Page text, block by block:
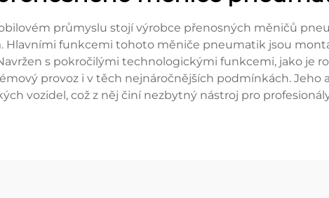
průmyslu stojí výrobce přenosných měničů
Hlavními funkcemi tohoto měniče pneumatik jsou
s pokročilými technologickými funkcemi, jako je
provoz i v těch nejnáročnějších podmínkách.
vozidel, což z něj činí nezbytný nástroj pro